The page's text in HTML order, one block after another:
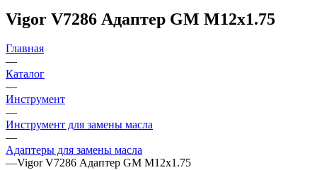
Vigor V7286 Адаптер GM M12x1.75
Главная
—
Каталог
—
Инструмент
—
Инструмент для замены масла
—
Адаптеры для замены масла
—Vigor V7286 Адаптер GM M12x1.75